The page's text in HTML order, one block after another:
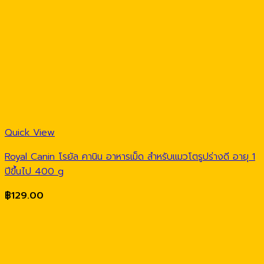
Quick View
Royal Canin โรยัล คานิน อาหารเม็ด สำหรับแมวโตรูปร่างดี อายุ 1
ปีขึ้นไป 400 g
฿129.00